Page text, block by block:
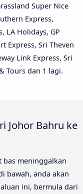
Super Nice
Express,
LA Holidays, GP
Express, Sri Theven
Link Express, Sri
Tours dan 1 lagi.
Johor Bahru ke
bas meninggalkan
bawah, anda akan
ini, bermula dari